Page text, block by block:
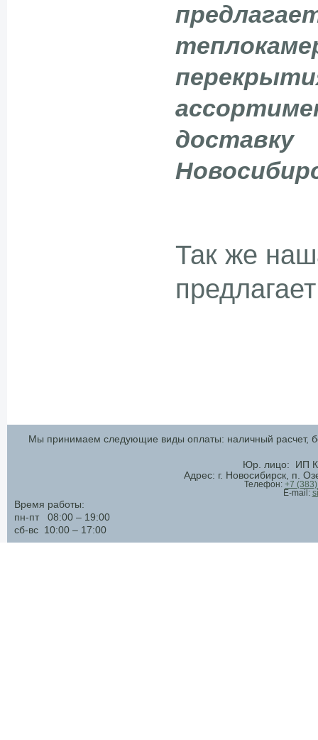
Так же
Мы принимаем следующие виды оплаты: наличный расчет,
Юр. лицо: ИП
Адрес: г. Новосибирск, п.
Телефон: +7
E-mail:
Время работы:
пн-пт 08:00 – 19:00
сб-вс 10:00 – 17:00